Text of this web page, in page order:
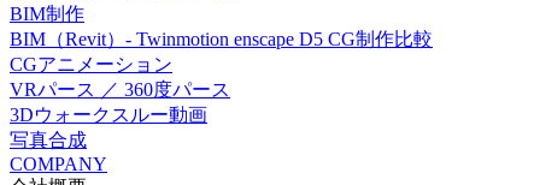
BIM制作
BIM（Revit）- Twinmotion enscape D5 CG制作比較
CGアニメーション
VRパース ／ 360度パース
3Dウォークスルー動画
写真合成
COMPANY